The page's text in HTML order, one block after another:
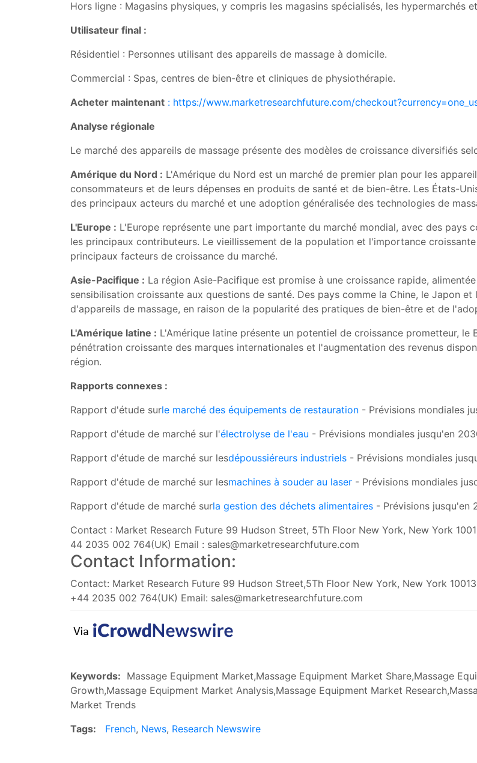
Hors ligne : Magasins physiques, y compris les magasins spécialisés, les hypermarchés
Utilisateur final :
Résidentiel : Personnes utilisant des appareils de massage à domicile.
Commercial : Spas, centres de bien-être et cliniques de physiothérapie.
Acheter maintenant : https://www.marketresearchfuture.com/
Analyse régionale
Le marché des appareils de massage présente des modèles de croissance diversifiés
Amérique du Nord : L'Amérique du Nord est un marché de premier plan pour les
consommateurs et de leurs dépenses en produits de santé et de bien-être. Les États-
des principaux acteurs du marché et une adoption généralisée des technologies de
L'Europe : L'Europe représente une part importante du marché mondial, avec des pays
les principaux contributeurs. Le vieillissement de la population et l'importance
principaux facteurs de croissance du marché.
Asie-Pacifique : La région Asie-Pacifique est promise à une croissance rapide,
sensibilisation croissante aux questions de santé. Des pays comme la Chine, le Japon
d'appareils de massage, en raison de la popularité des pratiques de bien-être et de
L'Amérique latine : L'Amérique latine présente un potentiel de croissance prometteur, le
pénétration croissante des marques internationales et l'augmentation des revenus
région.
Rapports connexes :
Rapport d'étude surle marché des équipements de restauration - Prévisions mondiales
Rapport d'étude de marché sur l'électrolyse de l'eau - Prévisions mondiales jusqu'en
Rapport d'étude de marché sur lesdépoussiéreurs industriels - Prévisions mondiales
Rapport d'étude de marché sur lesmachines à souder au laser - Prévisions mondiales
Rapport d'étude de marché surla gestion des déchets alimentaires - Prévisions jusqu'en
Contact : Market Research Future 99 Hudson Street, 5Th Floor New York, New York
44 2035 002 764(UK) Email : sales@marketresearchfuture.com
Contact Information:
Contact: Market Research Future 99 Hudson Street,5Th Floor New York, New York
+44 2035 002 764(UK) Email: sales@marketresearchfuture.com
Keywords: Massage Equipment Market,Massage Equipment Market Share,Massage
Growth,Massage Equipment Market Analysis,Massage Equipment Market
Market Trends
Tags:
French, News, Research Newswire